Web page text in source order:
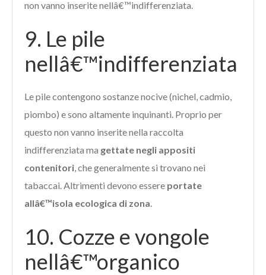
non vanno inserite nellâ€™indifferenziata.
9. Le pile
nellâ€™indifferenziata
Le pile contengono sostanze nocive (nichel, cadmio,
piombo) e sono altamente inquinanti. Proprio per
questo non vanno inserite nella raccolta
indifferenziata ma gettate negli appositi
contenitori, che generalmente si trovano nei
tabaccai. Altrimenti devono essere portate
allâ€™isola ecologica di zona.
10. Cozze e vongole
nellâ€™organico